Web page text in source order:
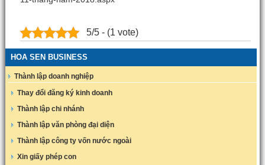
5/5 - (1 vote)
HOA SEN BUSINESS
Thành lập doanh nghiệp
Thay đổi đăng ký kinh doanh
Thành lập chi nhánh
Thành lập văn phòng đại diện
Thành lập công ty vốn nước ngoài
Xin giấy phép con